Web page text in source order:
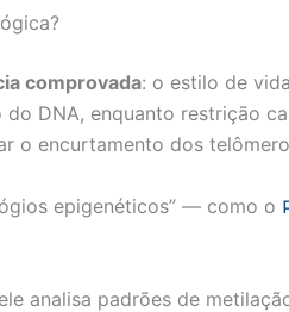
comprovada: o estilo de
DNA, enquanto restrição
o encurtamento dos
epigenéticos” — como o
analisa padrões de